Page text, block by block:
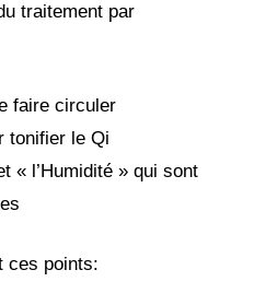
traitement par
faire circuler
tonifier le Qi
« l’Humidité » qui sont
ces points: